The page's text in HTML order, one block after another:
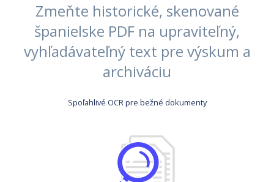
Zmeňte historické, skenované
španielske PDF na upraviteľný,
vyhľadávateľný text pre výskum a
archiváciu
Spoľahlivé OCR pre bežné dokumenty